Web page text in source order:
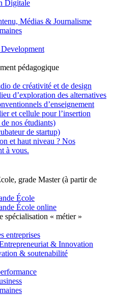
Digitale
Médias & Journalisme
pédagogique
de créativité et de design
d’exploration des alternatives
d’enseignement
et cellule pour l’insertion
nos étudiants)
de startup)
et haut niveau ? Nos
à vous.
grade Master (à partir de
École
École online
spécialisation « métier »
entreprises
& Innovation
& soutenabilité